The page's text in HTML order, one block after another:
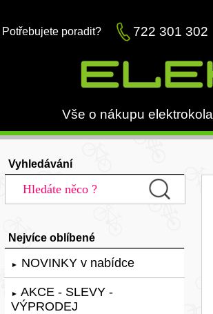
Potřebujete poradit? 722 301 302
Vše o nákupu elektrokola
Vyhledávání
Nejvíce oblíbené
► NOVINKY v nabídce
► AKCE - SLEVY -
VÝPRODEJ